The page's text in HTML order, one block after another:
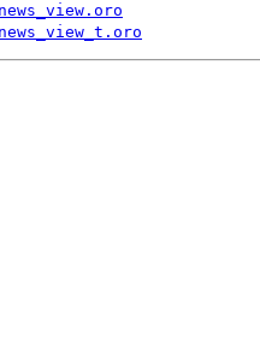
news_view.oro
news_view_t.oro